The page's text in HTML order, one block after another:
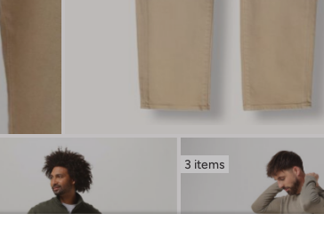
3 items